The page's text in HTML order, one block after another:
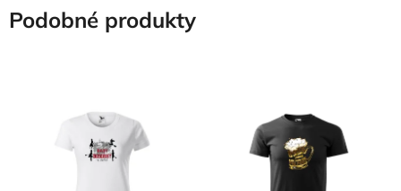
Podobné produkty